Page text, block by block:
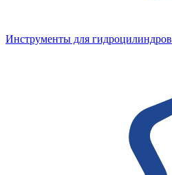
Инструменты для гидроцилиндров